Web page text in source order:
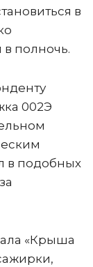
в
полночь.
002Э
в подобных
«Крыша